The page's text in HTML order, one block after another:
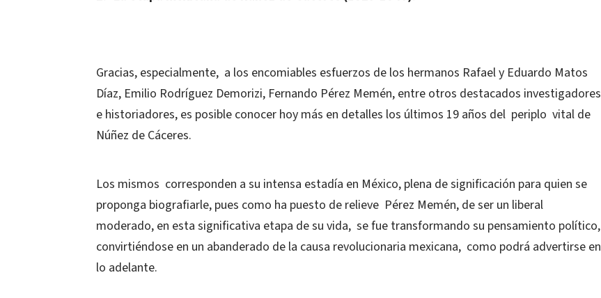
Gracias, especialmente, a los encomiables esfuerzos de los hermanos Rafael y Eduardo Matos
Díaz, Emilio Rodríguez Demorizi, Fernando Pérez Memén, entre otros destacados investigadores
e historiadores, es posible conocer hoy más en detalles los últimos 19 años del periplo vital de
Núñez de Cáceres.
Los mismos corresponden a su intensa estadía en México, plena de significación para quien se
proponga biografiarle, pues como ha puesto de relieve Pérez Memén, de ser un liberal
moderado, en esta significativa etapa de su vida, se fue transformando su pensamiento político,
convirtiéndose en un abanderado de la causa revolucionaria mexicana, como podrá advertirse en
lo adelante.